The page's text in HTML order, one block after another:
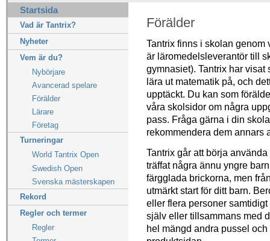
Startsida
Vad är Tantrix?
Nyheter
Vem är du?
Nybörjare
Avancerad spelare
Förälder
Lärare
Företag
Turneringar
World Tantrix Open
Swedish Open
Svenska mästerskapen
Rekord
Regler och termer
Regler
Förälder
Tantrix finns i skolan
är läromedelsleverantör till
gymnasiet). Tantrix har visat
lära ut matematik på, och
upptäckt. Du kan som
våra skolsidor om några
pass. Fråga gärna i din
rekommendera dem annars
Tantrix går att börja
träffat några ännu yngre
färgglada brickorna, men
utmärkt start för ditt barn.
eller flera personer
själv eller tillsammans med
hel mängd andra pussel